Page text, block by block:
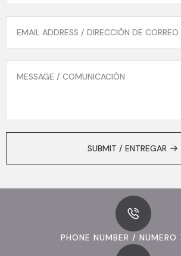
EMAIL
MESSAGE
SUBMIT / ENTREGAR
PHONE NUMBER / NUMERO